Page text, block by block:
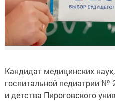
Кандидат медицинских
госпитальной педиатрии №
и детства Пироговского